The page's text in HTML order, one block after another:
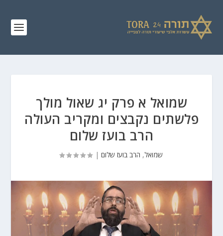
שמואל א פרק יג שאול מולך
פלשתים נקבצים ומקריב העולה
הרב בועז שלום
שמואל, הרב בועז שלום |